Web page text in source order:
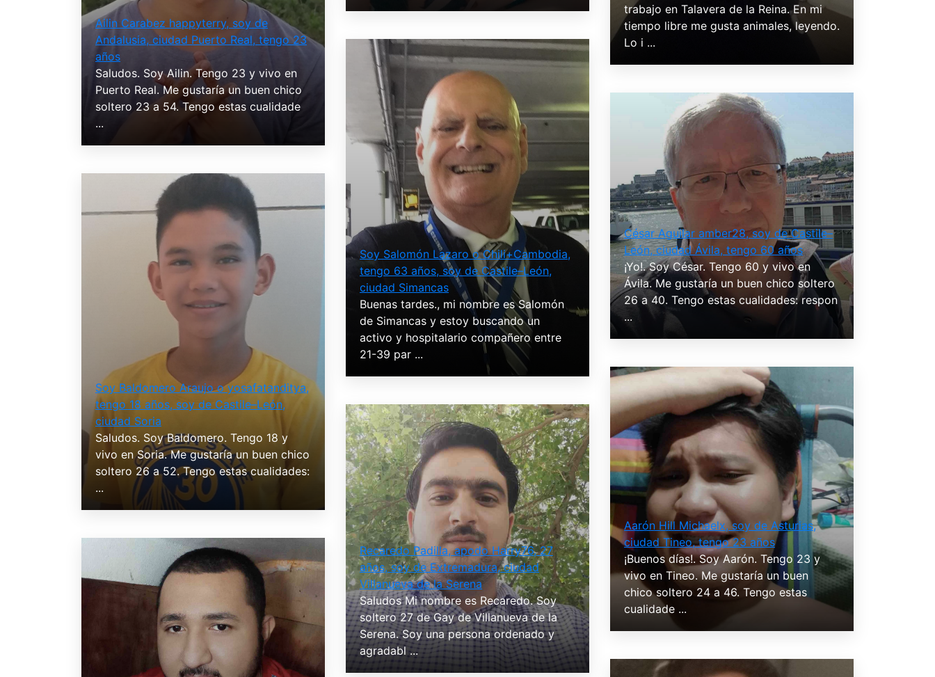
trabajo en Talavera de la Reina. En mi
tiempo libre me gusta animales, leyendo.
Lo i ...
Ailin Carabez happyterry, soy de
Andalusia, ciudad Puerto Real, tengo 23
años
Saludos. Soy Ailin. Tengo 23 y vivo en
Puerto Real. Me gustaría un buen chico
soltero 23 a 54. Tengo estas cualidade
...
Soy Salomón Lazaro o Chili+Cambodia,
tengo 63 años, soy de Castile–León,
ciudad Simancas
Buenas tardes., mi nombre es Salomón
de Simancas y estoy buscando un
activo y hospitalario compañero entre
21-39 par ...
César Aguilar amber28, soy de Castile–
León, ciudad Ávila, tengo 60 años
¡Yo!. Soy César. Tengo 60 y vivo en
Ávila. Me gustaría un buen chico soltero
26 a 40. Tengo estas cualidades: respon
...
Soy Baldomero Araujo o yosafatanditya,
tengo 18 años, soy de Castile–León,
ciudad Soria
Saludos. Soy Baldomero. Tengo 18 y
vivo en Soria. Me gustaría un buen chico
soltero 26 a 52. Tengo estas cualidades:
...
Aarón Hill Michaelx, soy de Asturias,
ciudad Tineo, tengo 23 años
¡Buenos días!. Soy Aarón. Tengo 23 y
vivo en Tineo. Me gustaría un buen
chico soltero 24 a 46. Tengo estas
cualidade ...
Recaredo Padilla, apodo Harry76, 27
años, soy de Extremadura, ciudad
Villanueva de la Serena
Saludos Mi nombre es Recaredo. Soy
soltero 27 de Gay de Villanueva de la
Serena. Soy una persona ordenado y
agradabl ...